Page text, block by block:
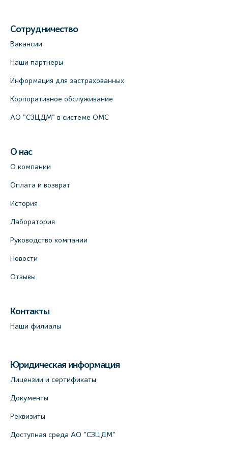
Сотрудничество
Вакансии
Наши партнеры
Информация для застрахованных
Корпоративное обслуживание
АО "СЗЦДМ" в системе ОМС
О нас
О компании
Оплата и возврат
История
Лаборатория
Руководство компании
Новости
Отзывы
Контакты
Наши филиалы
Юридическая информация
Лицензии и сертификаты
Документы
Реквизиты
Доступная среда АО "СЗЦДМ"